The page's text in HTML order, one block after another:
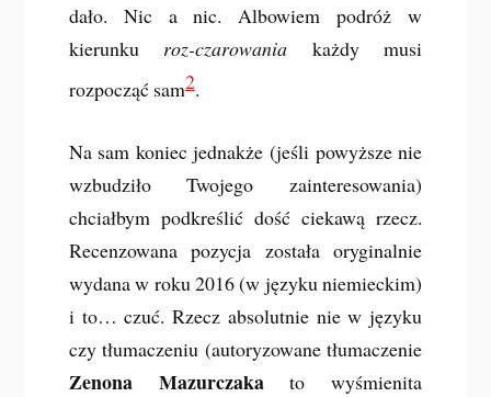
dało. Nic a nic. Albowiem podróż w
kierunku roz-czarowaniakażdy musi
rozpocząć sam2.
Na sam koniec jednakże (jeśli powyższe nie
wzbudziło Twojego zainteresowania)
chciałbym podkreślić dość ciekawą rzecz.
Recenzowana pozycja została oryginalnie
wydana w roku 2016 (w języku niemieckim)
i to… czuć. Rzecz absolutnie nie w języku
czy tłumaczeniu (autoryzowane tłumaczenie
Zenona Mazurczakato wyśmienita